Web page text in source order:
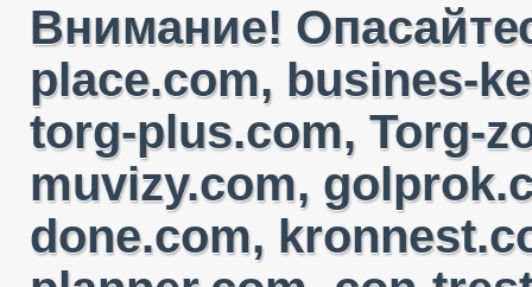
Внимание!
place.com, busines-
torg-plus.com, Torg-
muvizy.com,
done.com,